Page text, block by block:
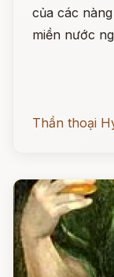
của các
miền nước
Thần thoại